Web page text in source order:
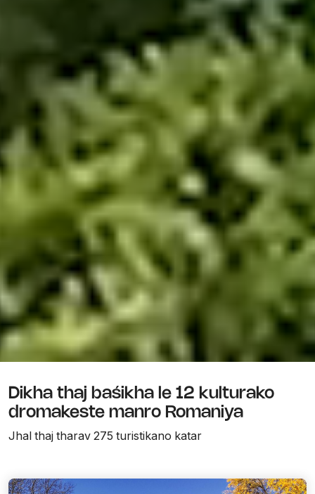
Dikha thaj baśikha le 12 kulturako
dromakeste manro Romaniya
Jhal thaj tharav 275 turistikano katar